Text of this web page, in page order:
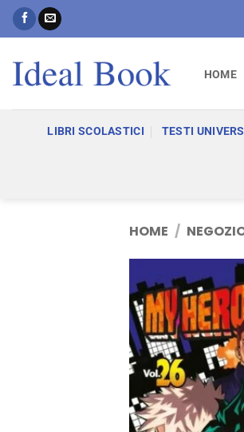
Salta
HOME
LIBRI SCOLASTICI TESTI
HOME /